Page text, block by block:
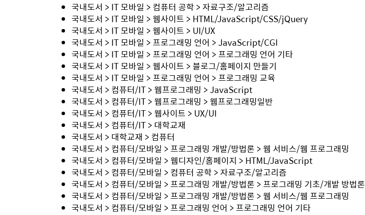
국내도서 > IT 모바일 > 컴퓨터 공학 > 자료구조/알고리즘
국내도서 > IT 모바일 > 웹사이트 > HTML/JavaScript/CSS/jQuery
국내도서 > IT 모바일 > 웹사이트 > UI/UX
국내도서 > IT 모바일 > 프로그래밍 언어 > JavaScript/CGI
국내도서 > IT 모바일 > 프로그래밍 언어 > 프로그래밍 언어 기타
국내도서 > IT 모바일 > 웹사이트 > 블로그/홈페이지 만들기
국내도서 > IT 모바일 > 프로그래밍 언어 > 프로그래밍 교육
국내도서 > 컴퓨터/IT > 웹프로그래밍 > JavaScript
국내도서 > 컴퓨터/IT > 웹프로그래밍 > 웹프로그래밍일반
국내도서 > 컴퓨터/IT > 웹사이트 > UX/UI
국내도서 > 컴퓨터/IT > 대학교재
국내도서 > 대학교재 > 컴퓨터
국내도서 > 컴퓨터/모바일 > 프로그래밍 개발/방법론 > 웹 서비스/웹 프로그래밍
국내도서 > 컴퓨터/모바일 > 웹디자인/홈페이지 > HTML/JavaScript
국내도서 > 컴퓨터/모바일 > 컴퓨터 공학 > 자료구조/알고리즘
국내도서 > 컴퓨터/모바일 > 프로그래밍 개발/방법론 > 프로그래밍 기초/개발 방법론
국내도서 > 컴퓨터/모바일 > 프로그래밍 개발/방법론 > 웹 서비스/웹 프로그래밍
국내도서 > 컴퓨터/모바일 > 프로그래밍 언어 > 프로그래밍 언어 기타